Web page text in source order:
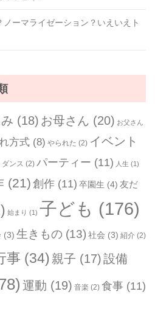
ーマライゼーション？いえいえト
(18) お母さん (20) お父さん
方式 (8) やられた (2) イベント
ダンス (2) パーティー (11) 人生 (1)
(21) 創作 (11) 卒園生 (4) 友だ
始まり (1) 子ども (176)
(3) 生きもの (13) 社会 (3) 紹介 (2)
事 (34) 親子 (17)設備
運動 (19) 音楽 (2) 食事 (11)